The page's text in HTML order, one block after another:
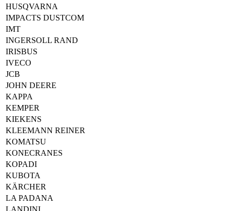
HUSQVARNA
IMPACTS DUSTCOM
IMT
INGERSOLL RAND
IRISBUS
IVECO
JCB
JOHN DEERE
KAPPA
KEMPER
KIEKENS
KLEEMANN REINER
KOMATSU
KONECRANES
KOPADI
KUBOTA
KÄRCHER
LA PADANA
LANDINI